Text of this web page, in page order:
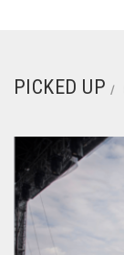
PICKED UP